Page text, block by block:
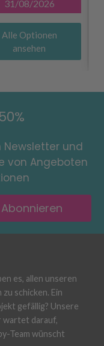
31/08/2026
Alle Optionen
ansehen
Newsletter und
von Angeboten
Abonnieren
es, allen unseren
schicken. Ein
gefällig? Unsere
wartet darauf,
Team wünscht